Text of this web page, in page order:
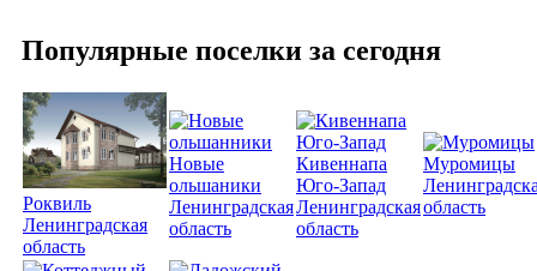
Популярные поселки за сегодня
Роквиль
Ленинградская
область
Новые
ольшаники
Ленинградская
область
Кивеннапа
Юго-Запад
Ленинградская
область
Муромицы
область